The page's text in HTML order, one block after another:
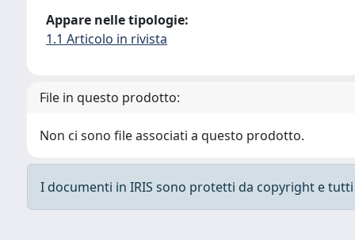
Appare nelle tipologie:
1.1 Articolo in rivista
File in questo prodotto:
Non ci sono file associati a questo prodotto.
I documenti in IRIS sono protetti da copyright e